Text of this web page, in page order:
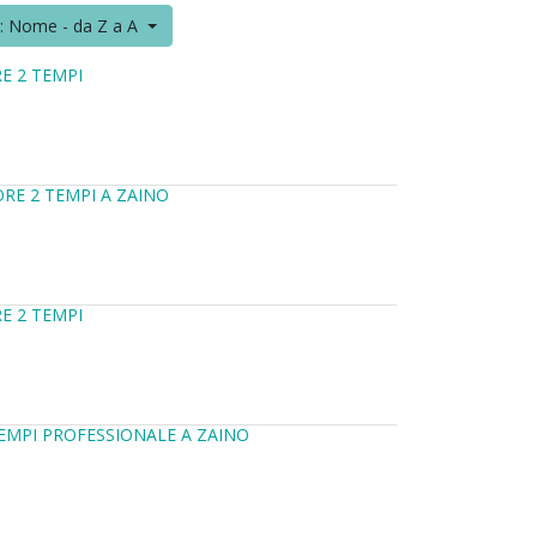
Nome - da Z a A
2 TEMPI
2 TEMPI A ZAINO
2 TEMPI
PROFESSIONALE A ZAINO